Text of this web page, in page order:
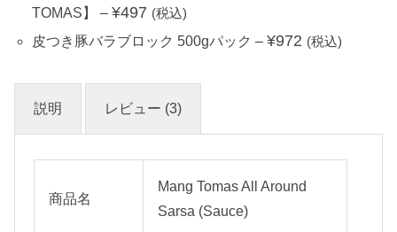
TOMAS】 – ¥497 (税込)
皮つき豚バラブロック 500gパック – ¥972 (税込)
説明 レビュー (3)
商品名
Mang Tomas All Around
Sarsa (Sauce)